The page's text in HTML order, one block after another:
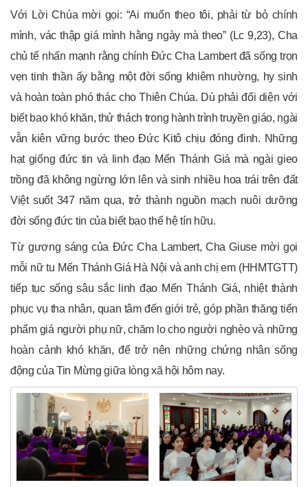
Với Lời Chúa mời gọi: “Ai muốn theo tôi, phải từ bỏ chính
mình, vác thập giá mình hằng ngày mà theo” (Lc 9,23), Cha
chủ tế nhấn mạnh rằng chính Đức Cha Lambert đã sống trọn
vẹn tinh thần ấy bằng một đời sống khiêm nhường, hy sinh
và hoàn toàn phó thác cho Thiên Chúa. Dù phải đối diện với
biết bao khó khăn, thử thách trong hành trình truyền giáo, ngài
vẫn kiên vững bước theo Đức Kitô chịu đóng đinh. Những
hạt giống đức tin và linh đạo Mến Thánh Giá mà ngài gieo
trồng đã không ngừng lớn lên và sinh nhiều hoa trái trên đất
Việt suốt 347 năm qua, trở thành nguồn mạch nuôi dưỡng
đời sống đức tin của biết bao thế hệ tín hữu.
Từ gương sáng của Đức Cha Lambert, Cha Giuse mời gọi
mỗi nữ tu Mến Thánh Giá Hà Nội và anh chị em (HHMTGTT)
tiếp tục sống sâu sắc linh đạo Mến Thánh Giá, nhiệt thành
phục vụ tha nhân, quan tâm đến giới trẻ, góp phần thăng tiến
phẩm giá người phụ nữ, chăm lo cho người nghèo và những
hoàn cảnh khó khăn, để trở nên những chứng nhân sống
động của Tin Mừng giữa lòng xã hội hôm nay.